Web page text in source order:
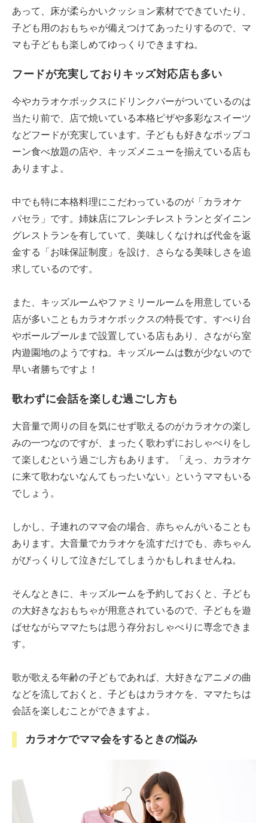
あって、床が柔らかいクッション素材でできていたり、
子ども用のおもちゃが備えつけてあったりするので、マ
マも子どもも楽しめてゆっくりできますね。
フードが充実しておりキッズ対応店も多い
今やカラオケボックスにドリンクバーがついているのは
当たり前で、店で焼いている本格ピザや多彩なスイーツ
などフードが充実しています。子どもも好きなポップコ
ーン食べ放題の店や、キッズメニューを揃えている店も
ありますよ。
中でも特に本格料理にこだわっているのが「カラオケ
パセラ」です。姉妹店にフレンチレストランとダイニン
グレストランを有していて、美味しくなければ代金を返
金する「お味保証制度」を設け、さらなる美味しさを追
求しているのです。
また、キッズルームやファミリールームを用意している
店が多いこともカラオケボックスの特長です。すべり台
やボールプールまで設置している店もあり、さながら室
内遊園地のようですね。キッズルームは数が少ないので
早い者勝ちですよ！
歌わずに会話を楽しむ過ごし方も
大音量で周りの目を気にせず歌えるのがカラオケの楽し
みの一つなのですが、まったく歌わずにおしゃべりをし
て楽しむという過ごし方もあります。「えっ、カラオケ
に来て歌わないなんてもったいない」というママもいる
でしょう。
しかし、子連れのママ会の場合、赤ちゃんがいることも
あります。大音量でカラオケを流すだけでも、赤ちゃん
がびっくりして泣きだしてしまうかもしれませんね。
そんなときに、キッズルームを予約しておくと、子ども
の大好きなおもちゃが用意されているので、子どもを遊
ばせながらママたちは思う存分おしゃべりに専念できま
す。
歌が歌える年齢の子どもであれば、大好きなアニメの曲
などを流しておくと、子どもはカラオケを、ママたちは
会話を楽しむことができますよ。
カラオケでママ会をするときの悩み